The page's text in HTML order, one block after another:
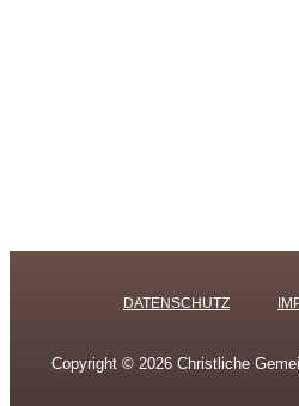
DATENSCHUTZ
Copyright © 2026 Christliche